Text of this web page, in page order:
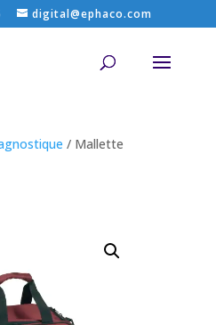
digital@ephaco.com
/ Mallette